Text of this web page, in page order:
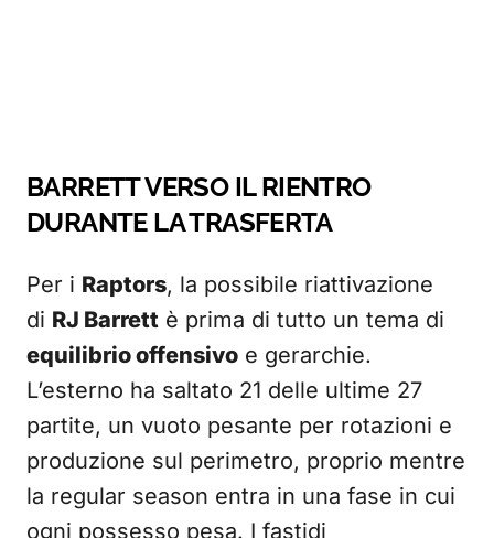
BARRETT VERSO IL RIENTRO
DURANTE LA TRASFERTA
Per i Raptors, la possibile riattivazione
di RJ Barrett è prima di tutto un tema di
equilibrio offensivo e gerarchie.
L’esterno ha saltato 21 delle ultime 27
partite, un vuoto pesante per rotazioni e
produzione sul perimetro, proprio mentre
la regular season entra in una fase in cui
ogni possesso pesa. I fastidi